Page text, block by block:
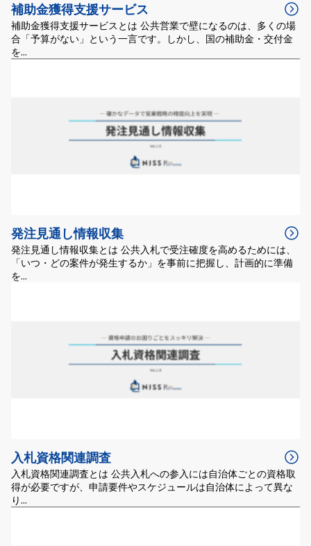
補助金獲得支援サービス
補助金獲得支援サービスとは 公共営業で壁になるのは、多くの場
合「予算がない」という一言です。しかし、国の補助金・交付金
を...
発注見通し情報収集
発注見通し情報収集とは 公共入札で受注確度を高めるためには、
「いつ・どの案件が発生するか」を事前に把握し、計画的に準備
を...
入札資格関連調査
入札資格関連調査とは 公共入札への参入には自治体ごとの資格取
得が必要ですが、申請要件やスケジュールは自治体によって異な
り...